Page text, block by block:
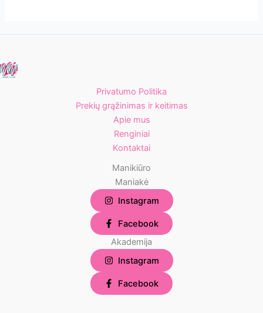
Privatumo Politika
Prekių grąžinimas ir keitimas
Apie mus
Renginiai
Kontaktai
Manikiūro
Maniakė
Instagram
Facebook
Akademija
Instagram
Facebook